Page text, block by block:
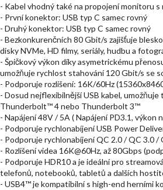
- Kabel vhodný také na propojení monitoru s
- První konektor: USB typ C samec rovný
- Druhý konektor: USB typ C samec rovný
- Bezkonkurenčních 80 Gbit/s zajišťuje
disky NVMe, HD filmy, seriály, hudbu a
- Špičkový výkon díky asymetrickému
umožňuje rychlost stahování 120 Gbit/s se
- Podporuje rozlišení: 16K/60Hz
- Dosud nejflexibilnější USB kabel,
Thunderbolt™ 4 nebo Thunderbolt 3™
- Napájení 48V / 5A ( Napájení PD3.1, výkon
- Podporuje rychlonabíjení USB Power
- Podporuje rychlonabíjení QC 2.0 / QC 3.0
- Rozlišení videa 16K@60Hz, až 80Gbps
- Podporuje HDR10 a je ideální pro
telefonů, notebooků, tabletů a dalších
- USB4™ je kompatibilní s high-end herními